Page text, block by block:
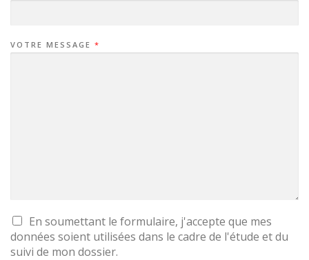
VOTRE MESSAGE *
En soumettant le formulaire, j'accepte que mes
données soient utilisées dans le cadre de l'étude et du
suivi de mon dossier.